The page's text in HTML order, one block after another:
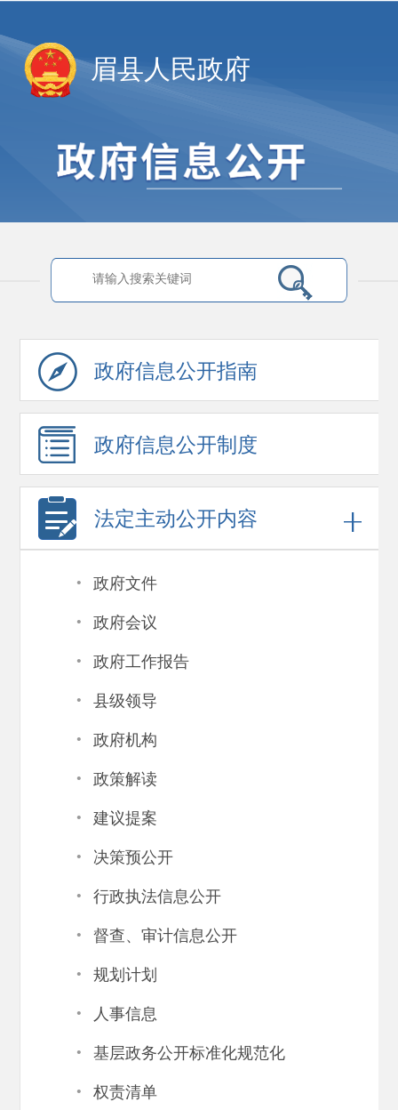
眉县人民政府
政府信息公开指南
政府信息公开制度
法定主动公开内容
· 政府文件
· 政府会议
· 政府工作报告
· 县级领导
· 政府机构
· 政策解读
· 建议提案
· 决策预公开
· 行政执法信息公开
· 督查、审计信息公开
· 规划计划
· 人事信息
· 基层政务公开标准化规范化
· 权责清单